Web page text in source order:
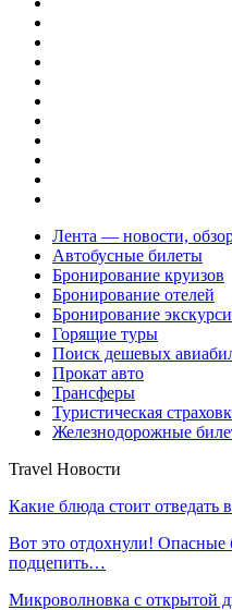
Лента — новости,
Автобусные билеты
Бронирование круизов
Бронирование отелей
Бронирование
Горящие туры
Поиск дешевых
Прокат авто
Трансферы
Туристическая
Железнодорожные
Travel Новости
Какие блюда стоит отведать
Вот это отдохнули!
подцепить…
Микроволновка с открытой